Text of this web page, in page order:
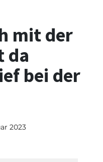
mit der
da
bei der
2023